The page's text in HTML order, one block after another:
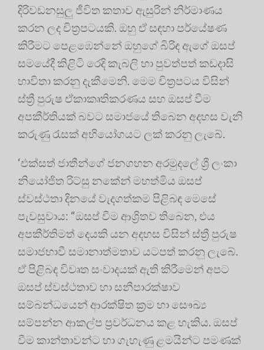
දිරිවඩනසුලු ජීවිත කතාව ඇසුරින් නිර්මාණය
කරන ලද චිත්‍ර‍පටයකි. ඔහු ඒ සඳහා පර්යේෂණ
කිරීමට පෙළඹෙන්නේ ඔහුගේ බිරිඳ ඇගේ ඔසප්
සමයේදී කිළිටි රෙදි කැබලි හා පුවත්පත් කඩදාසි
භාවිතා කරනු දැකීමෙනි. මෙම චිත්‍ර‍පටය විසින්
ස්ත්‍රී පුරුෂ ඒකාකෘතිකරණය සහ ඔසප් වීම
අපකීර්තියක් බවට සමාජයේ තිබෙන අදහස වැනි
කරුණු රැසක් අභියෝගයට ලක් කරනු ලැබේ.
‘එක්සත් ජාතීන්ගේ ජනගහන අරමුදලේ ශ්‍රී ලංකා
නියෝජිත රිට්සු නකේන් මහත්මිය ඔසප්
ස්වස්ථතා දිනයේ වැදගත්කම පිළිබඳ මෙසේ
පැවසුවාය: “ඔසප් වීම ආශ්‍රිතව තිබෙන, එය
අපකීර්තිමත් දෙයකි යන අදහස විසින් ස්ත්‍රී පුරුෂ
සමාජභාවී සමානාත්මතාව යටපත් කරනු ලැබේ.
ඒ පිළිබඳ විවෘත සංවාදයක් ඇති කිරීමෙන් අපට
ඔසප් ස්වස්ථතාව හා සනීපාරක්ෂාව
සම්බන්ධයෙන් ආරක්ෂිත ක්‍ර‍ම හා සෞඛ්‍ය
සම්පන්න ආකල්ප ප්‍ර‍වර්ධනය කළ හැකිය. ඔසප්
වීම කාන්තාවන්ට හා ගැහැණු ළමයින්ට පමණක්